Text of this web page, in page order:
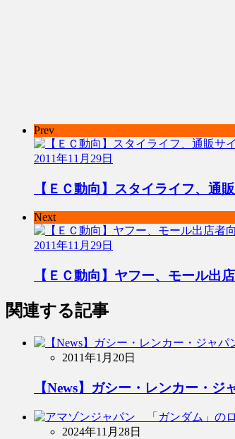
Prev
2011年11月29日
【ＥＣ動向】スタイライフ、通
Next
2011年11月29日
【ＥＣ動向】ヤフー、モール出
関連する記事
2011年1月20日
【News】ガシー・レンカー・
2024年11月28日